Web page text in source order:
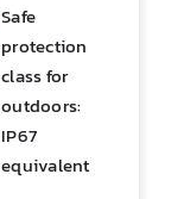
Safe
protection
class for
outdoors:
IP67
equivalent